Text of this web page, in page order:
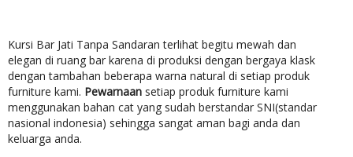
Kursi Bar Jati Tanpa Sandaran terlihat begitu mewah dan
elegan di ruang bar karena di produksi dengan bergaya klask
dengan tambahan beberapa warna natural di setiap produk
furniture kami. Pewarnaan setiap produk furniture kami
menggunakan bahan cat yang sudah berstandar SNI(standar
nasional indonesia) sehingga sangat aman bagi anda dan
keluarga anda.